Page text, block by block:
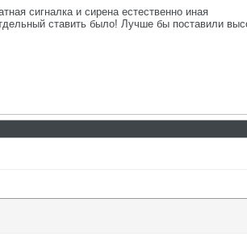
сигналка и сирена естественно иная
ставить было! Лучше бы поставили